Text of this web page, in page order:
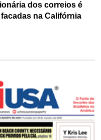
dos correios é
na Califórnia